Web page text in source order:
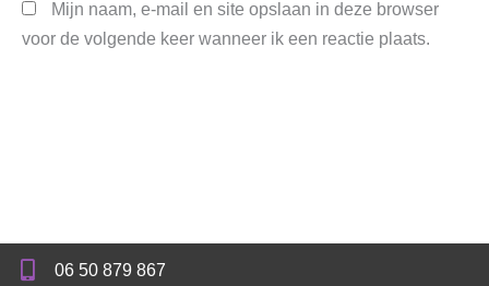
Mijn naam, e-mail en site opslaan in deze browser
voor de volgende keer wanneer ik een reactie plaats.
06 50 879 867